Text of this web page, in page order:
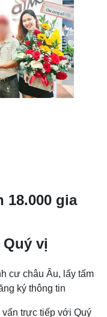
gia
vị
cư châu Âu, lấy tấm
ký thông tin
vấn trực tiếp với Quý